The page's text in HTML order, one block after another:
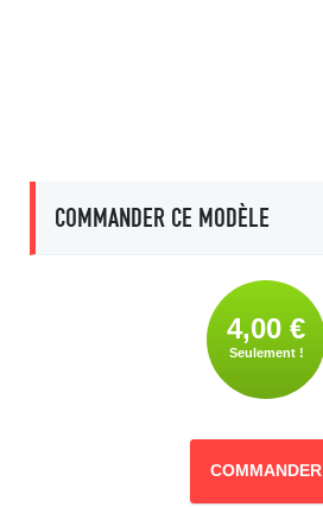
COMMANDER CE MODÈLE
4,00 €
Seulement !
COMMANDER